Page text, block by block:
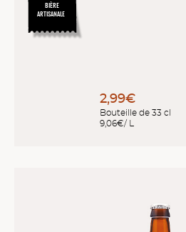
BIÈRE
ARTISANALE
2,99€
Bouteille de 33 cl
9,06€/ L